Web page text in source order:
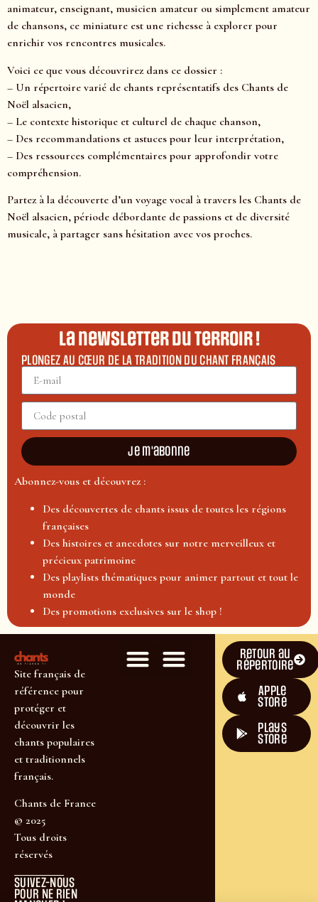
animateur, enseignant, musicien amateur ou simplement amateur
de chansons, ce miniature est une richesse à explorer pour
enrichir vos rencontres musicales.
Voici ce que vous découvrirez dans ce dossier :
– Un répertoire varié de chants représentatifs des Chants de
Noël alsacien,
– Le contexte historique et culturel de chaque chanson,
– Des recommandations et astuces pour leur interprétation,
– Des ressources complémentaires pour approfondir votre
compréhension.
Partez à la découverte d’un voyage vocal à travers les Chants de
Noël alsacien, période débordante de passions et de diversité
musicale, à partager sans hésitation avec vos proches.
La newsletter du terroir !
PLONGEZ AU CŒUR DE LA TRADITION DU CHANT FRANÇAIS
Je m'abonne
Abonnez-vous et découvrez :
Des découvertes de chants issus de toutes les régions
françaises
Des histoires et anecdotes sur notre merveilleux et
précieux patrimoine
Des playlists thématiques pour animer partout et tout le
monde
Des promotions exclusives sur le shop !
Site français de
référence pour
protéger et
découvrir les
chants populaires
et traditionnels
français.
Chants de France
© 2025
Tous droits
réservés
SUIVEZ-NOUS
POUR NE RIEN
Retour au
répertoire
Apple
Store
plays
store